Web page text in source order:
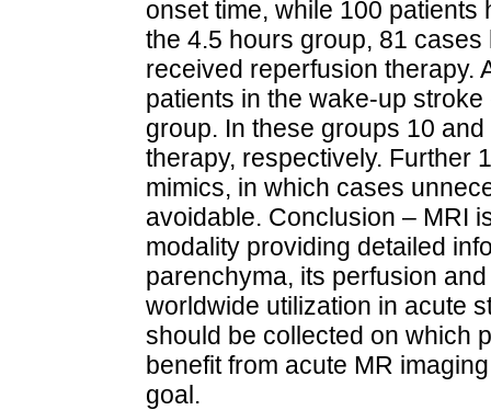
onset time, while 100 patients
the 4.5 hours group, 81
received reperfusion therapy.
patients in the wake-up
group. In these groups 10
therapy, respectively. Further
mimics, in which cases
avoidable. Conclusion – MRI
modality providing detailed
parenchyma, its perfusion
worldwide utilization in acute
should be collected on which
benefit from acute MR
goal.